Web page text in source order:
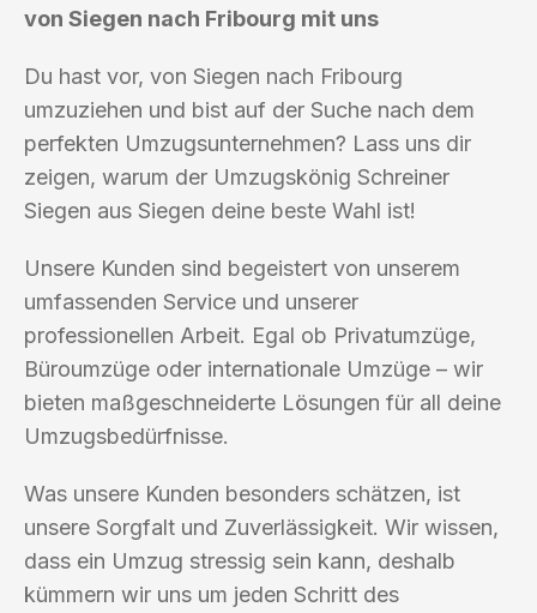
von Siegen nach Fribourg mit uns
Du hast vor, von Siegen nach Fribourg
umzuziehen und bist auf der Suche nach dem
perfekten Umzugsunternehmen? Lass uns dir
zeigen, warum der Umzugskönig Schreiner
Siegen aus Siegen deine beste Wahl ist!
Unsere Kunden sind begeistert von unserem
umfassenden Service und unserer
professionellen Arbeit. Egal ob Privatumzüge,
Büroumzüge oder internationale Umzüge – wir
bieten maßgeschneiderte Lösungen für all deine
Umzugsbedürfnisse.
Was unsere Kunden besonders schätzen, ist
unsere Sorgfalt und Zuverlässigkeit. Wir wissen,
dass ein Umzug stressig sein kann, deshalb
kümmern wir uns um jeden Schritt des